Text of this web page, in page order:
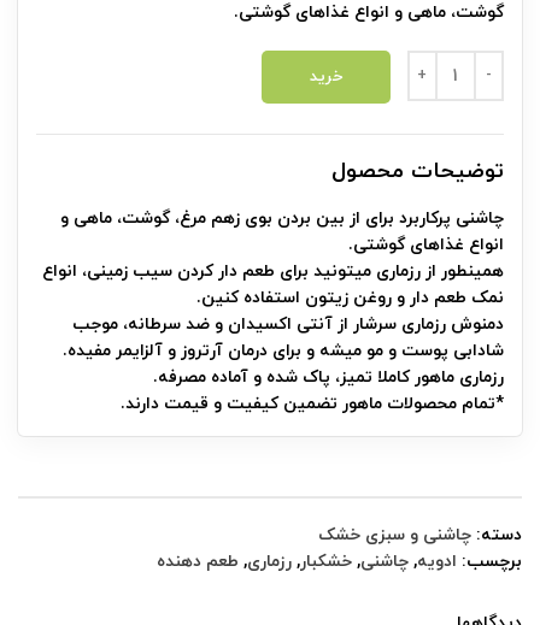
گوشت، ماهی و انواع غذاهای گوشتی.
خرید
توضیحات محصول
چاشنی پرکاربرد برای از بین بردن بوی زهم مرغ، گوشت، ماهی و
انواع غذاهای گوشتی.
همینطور از رزماری میتونید برای طعم دار کردن سیب زمینی، انواع
نمک طعم دار و روغن زیتون استفاده کنین.
دمنوش رزماری سرشار از آنتی اکسیدان و ضد سرطانه، موجب
شادابی پوست و مو میشه و برای درمان آرتروز و آلزایمر مفیده.
رزماری ماهور کاملا تمیز، پاک شده و آماده مصرفه.
*تمام محصولات ماهور تضمین کیفیت و قیمت دارند.
دسته: چاشنی و سبزی خشک
برچسب: ادویه, چاشنی, خشکبار, رزماری, طعم دهنده